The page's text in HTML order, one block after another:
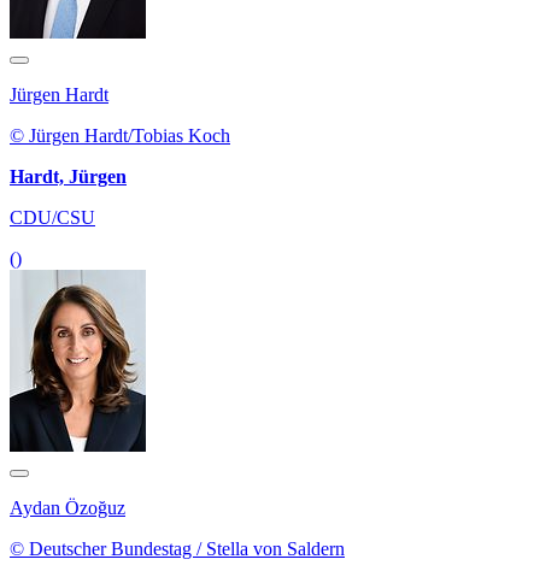
Jürgen Hardt
© Jürgen Hardt/Tobias Koch
Hardt, Jürgen
CDU/CSU
()
Aydan Özoğuz
© Deutscher Bundestag / Stella von Saldern